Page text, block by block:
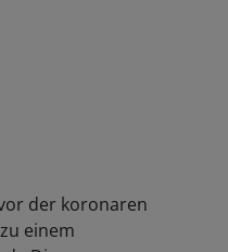
der koronaren
einem